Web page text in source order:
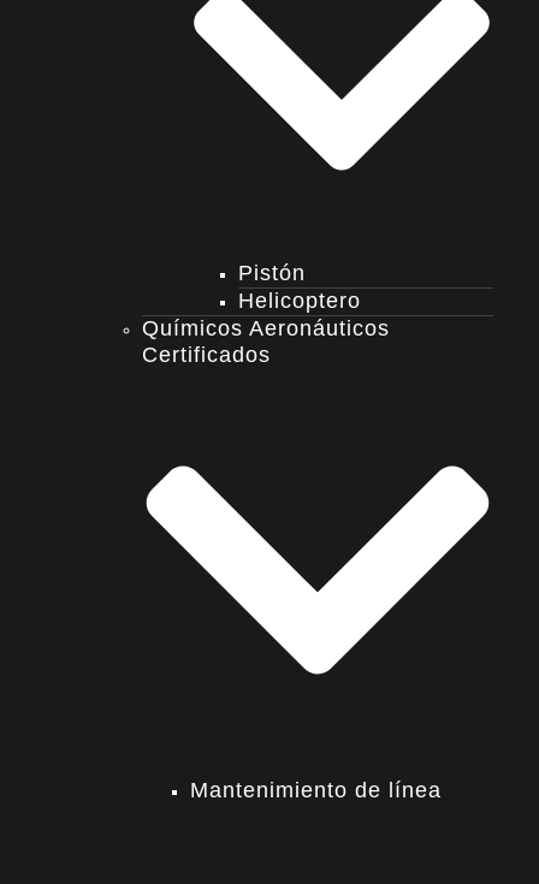
Pistón
Helicoptero
Químicos Aeronáuticos
Certificados
Mantenimiento de línea